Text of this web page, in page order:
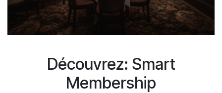
Découvrez: Smart
Membership